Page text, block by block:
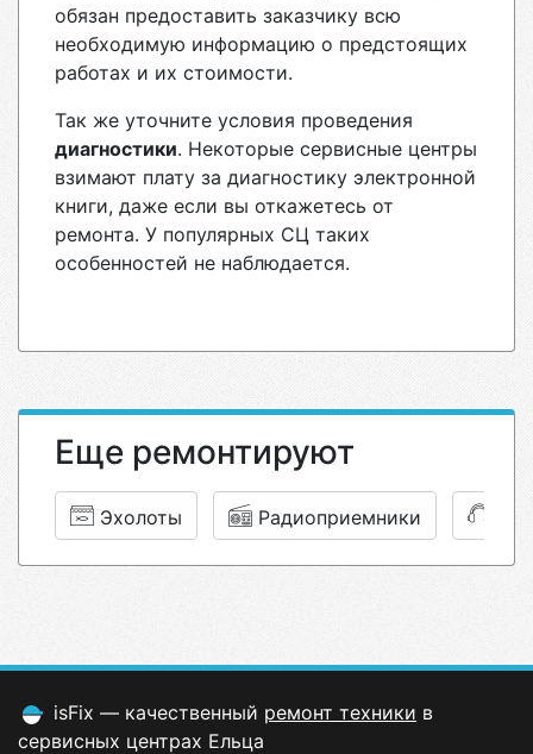
обязан предоставить заказчику всю
необходимую информацию о предстоящих
работах и их стоимости.
Так же уточните условия проведения
диагностики. Некоторые сервисные центры
взимают плату за диагностику электронной
книги, даже если вы откажетесь от
ремонта. У популярных СЦ таких
особенностей не наблюдается.
Еще ремонтируют
Эхолоты Радиоприемники
isFix — качественный ремонт техники в
сервисных центрах Ельца